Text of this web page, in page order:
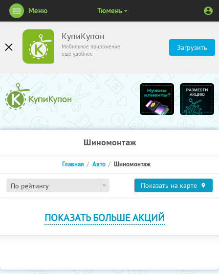
КупиКупон
Мобильное приложение
ещё удобнее
Загрузить
Меню Тюмень
Шиномонтаж
По рейтингу
Главная Авто Шиномонтаж
Показать на карте
ПОКАЗАТЬ БОЛЬШЕ АКЦИЙ